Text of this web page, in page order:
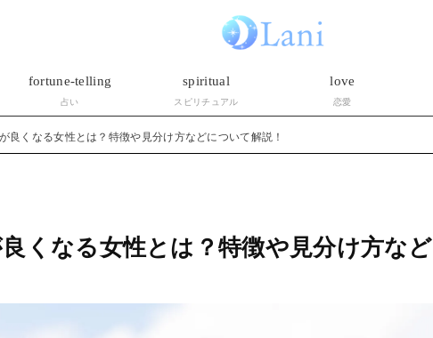
fortune-telling
占い
spiritual
スピリチュアル
love
恋愛
良くなる女性とは？特徴や見分け方などについて解説！
くなる女性とは？特徴や見分け方など